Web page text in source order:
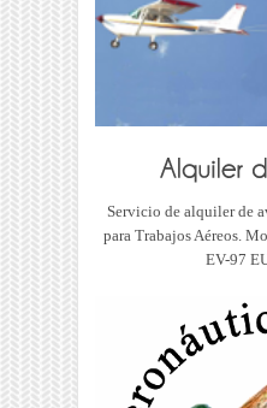
Servicio de alquiler de
para Trabajos Aéreos.
EV-97